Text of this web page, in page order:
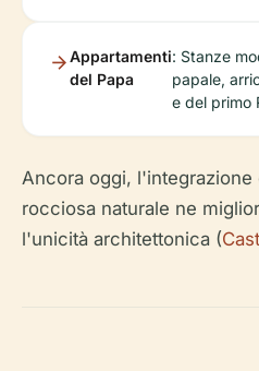
Appartamenti
del Papa
: Stanze
papale,
e del primo
Ancora oggi,
rocciosa naturale ne
l'unicità architettonica (